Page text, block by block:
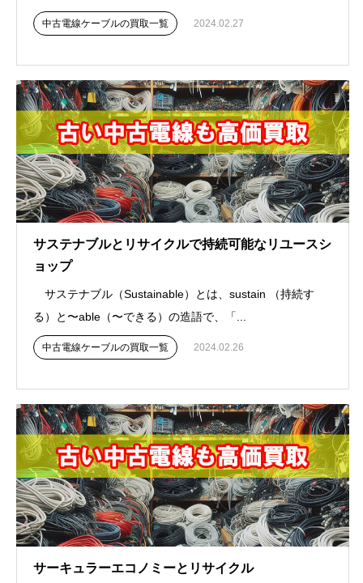
中古電線ケーブルの買取一覧 2024.02.27
サステナブルとリサイクルで持続可能なリユースシ
ョップ
サステナブル（Sustainable）とは、sustain （持続す
る）と〜able（〜できる）の造語で、「...
中古電線ケーブルの買取一覧 2024.02.26
サーキュラーエコノミーとリサイクル